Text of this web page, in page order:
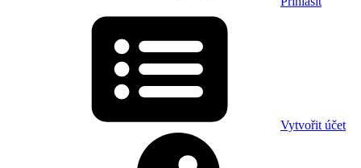
Vytvořit účet